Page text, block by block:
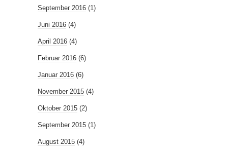
September 2016 (1)
Juni 2016 (4)
April 2016 (4)
Februar 2016 (6)
Januar 2016 (6)
November 2015 (4)
Oktober 2015 (2)
September 2015 (1)
August 2015 (4)